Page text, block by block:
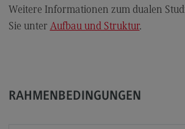
Modulangebot
Digital Business Management
Weitere Informationen zum dualen
Sie unter Aufbau und Struktur.
RAHMENBEDINGUNGEN